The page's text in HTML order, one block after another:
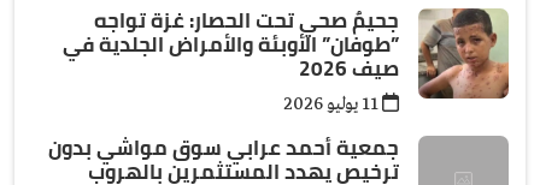
جحيمٌ صحي تحت الحصار: غزة تواجه
”طوفان” الأوبئة والأمراض الجلدية في
صيف 2026
جمعية أحمد عرابي سوق مواشي بدون
ترخيص يهدد المستثمرين بالهروب